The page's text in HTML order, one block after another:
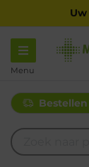
Menu
Bestellen